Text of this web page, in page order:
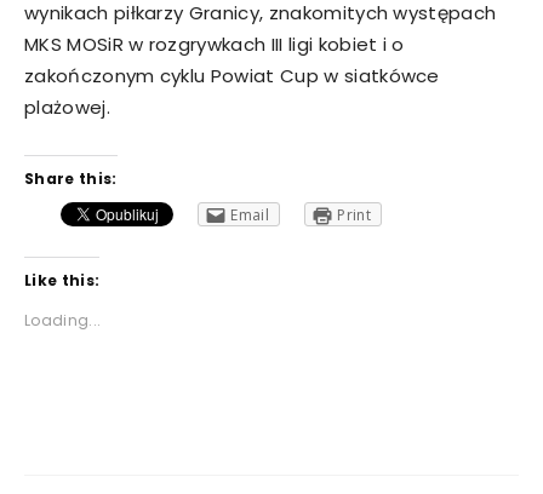
wynikach piłkarzy Granicy, znakomitych występach
MKS MOSiR w rozgrywkach III ligi kobiet i o
zakończonym cyklu Powiat Cup w siatkówce
plażowej.
Share this:
Email
Print
Like this:
Loading...